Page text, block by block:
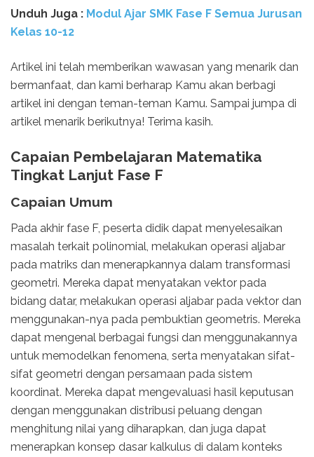
Unduh Juga : Modul Ajar SMK Fase F Semua Jurusan
Kelas 10-12
Artikel ini telah memberikan wawasan yang menarik dan
bermanfaat, dan kami berharap Kamu akan berbagi
artikel ini dengan teman-teman Kamu. Sampai jumpa di
artikel menarik berikutnya! Terima kasih.
Capaian Pembelajaran Matematika
Tingkat Lanjut Fase F
Capaian Umum
Pada akhir fase F, peserta didik dapat menyelesaikan
masalah terkait polinomial, melakukan operasi aljabar
pada matriks dan menerapkannya dalam transformasi
geometri. Mereka dapat menyatakan vektor pada
bidang datar, melakukan operasi aljabar pada vektor dan
menggunakan-nya pada pembuktian geometris. Mereka
dapat mengenal berbagai fungsi dan menggunakannya
untuk memodelkan fenomena, serta menyatakan sifat-
sifat geometri dengan persamaan pada sistem
koordinat. Mereka dapat mengevaluasi hasil keputusan
dengan menggunakan distribusi peluang dengan
menghitung nilai yang diharapkan, dan juga dapat
menerapkan konsep dasar kalkulus di dalam konteks